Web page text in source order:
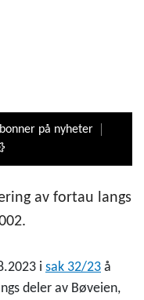
på nyheter
av fortau langs
i sak 32/23 å
deler av Bøveien,